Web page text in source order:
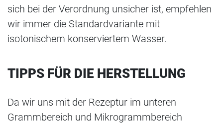
sich bei der Verordnung unsicher ist, empfehlen
wir immer die Standardvariante mit
isotonischem konserviertem Wasser.
TIPPS FÜR DIE HERSTELLUNG
Da wir uns mit der Rezeptur im unteren
Grammbereich und Mikrogrammbereich